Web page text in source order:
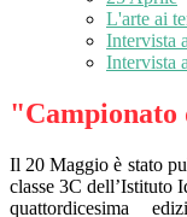
L'arte ai
Intervista
Intervista
Il 20 Maggio è stato
classe 3C dell’Istituto
quattordicesima